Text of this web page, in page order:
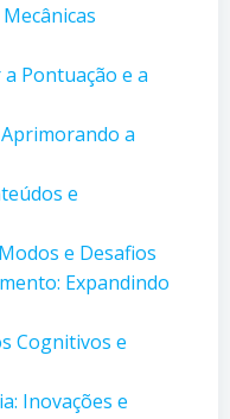
Pontuação e a
a
e
e Desafios
Expandindo
Cognitivos e
Inovações e